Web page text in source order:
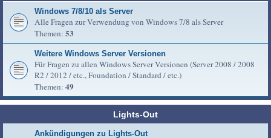
Windows 7/8/10 als Server
Alle Fragen zur Verwendung von Windows 7/8 als Server
Themen: 53
Weitere Windows Server Versionen
Für Fragen zu allen Windows Server Versionen (Server 2008 / 2008
R2 / 2012 / etc., Foundation / Standard / etc.)
Themen: 49
Lights-Out
Ankündigungen zu Lights-Out